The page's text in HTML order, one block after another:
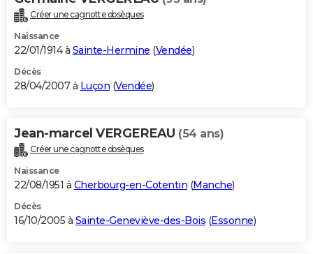
Créer une cagnotte obsèques
Naissance
22/01/1914 à Sainte-Hermine (Vendée)
Décès
28/04/2007 à Luçon (Vendée)
Jean-marcel VERGEREAU (54 ans)
Créer une cagnotte obsèques
Naissance
22/08/1951 à Cherbourg-en-Cotentin (Manche)
Décès
16/10/2005 à Sainte-Geneviève-des-Bois (Essonne)